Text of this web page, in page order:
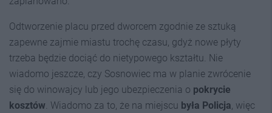
Odtworzenie placu przed dworcem zgodnie ze sztuką
zapewne zajmie miastu trochę czasu, gdyż nowe płyty
trzeba będzie dociąć do nietypowego kształtu. Nie
wiadomo jeszcze, czy Sosnowiec ma w planie zwrócenie
się do winowajcy lub jego ubezpieczenia o pokrycie
kosztów. Wiadomo za to, że na miejscu była Policja, więc